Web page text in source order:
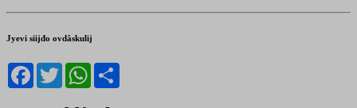
Jyevi siijđo ovdâskulij
Facebook
TwitterWhatsApp